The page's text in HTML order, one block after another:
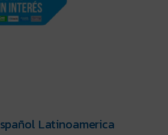
Latinoamerica